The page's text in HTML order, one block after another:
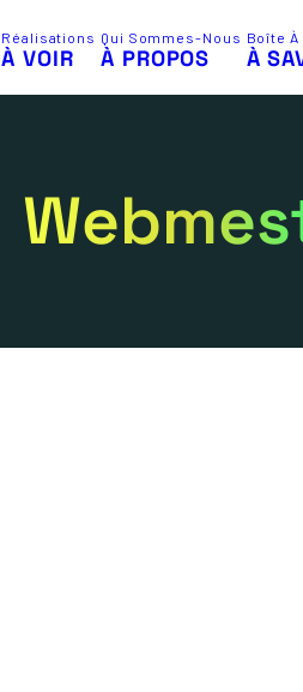
Réalisations
À VOIR
Qui Sommes-Nous
À PROPOS
Boîte À
À